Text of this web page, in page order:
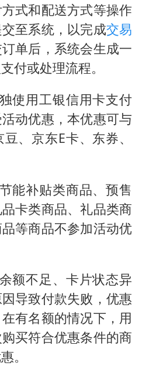
式和配送方式等操作
至系统，以完成交易
单后，系统会生成一
付或处理流程。
使用工银信用卡支付
动优惠，本优惠可与
、京东E卡、东券、
能补贴类商品、预售
卡类商品、礼品类商
等商品不参加活动优
额不足、卡片状态异
导致付款失败，优惠
有名额的情况下，用
买符合优惠条件的商
。